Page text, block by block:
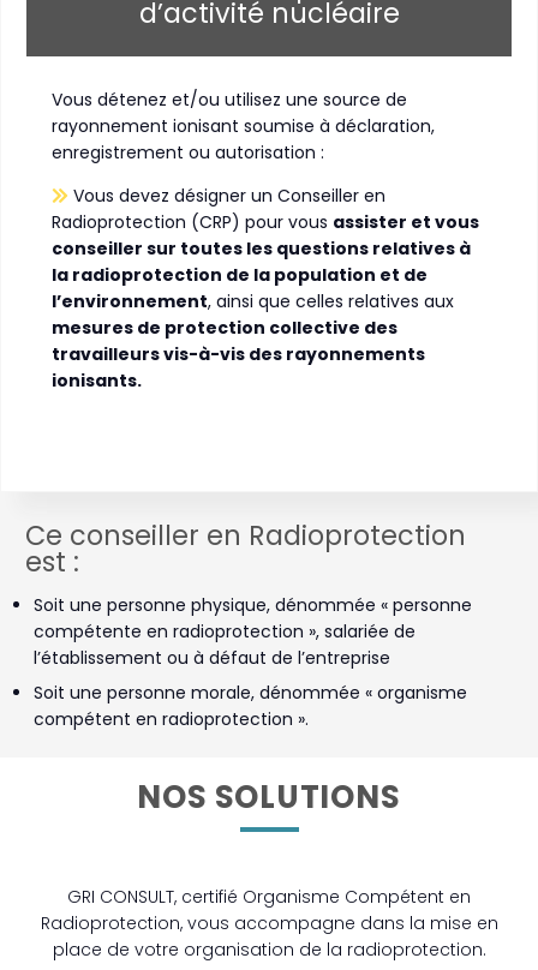
d’activité nucléaire
Vous détenez et/ou utilisez une source de
rayonnement ionisant soumise à déclaration,
enregistrement ou autorisation :
Vous devez désigner un Conseiller en
Radioprotection (CRP) pour vous assister et vous
conseiller sur toutes les questions relatives à
la radioprotection de la population et de
l’environnement, ainsi que celles relatives aux
mesures de protection collective des
travailleurs vis-à-vis des rayonnements
ionisants.
Ce conseiller en Radioprotection
est :
Soit une personne physique, dénommée « personne
compétente en radioprotection », salariée de
l’établissement ou à défaut de l’entreprise
Soit une personne morale, dénommée « organisme
compétent en radioprotection ».
NOS SOLUTIONS
GRI CONSULT, certifié Organisme Compétent en
Radioprotection, vous accompagne dans la mise en
place de votre organisation de la radioprotection.